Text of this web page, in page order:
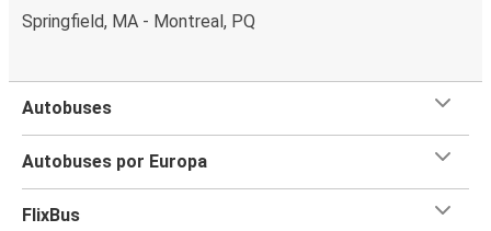
Springfield, MA - Montreal, PQ
Autobuses
Autobuses por Europa
FlixBus